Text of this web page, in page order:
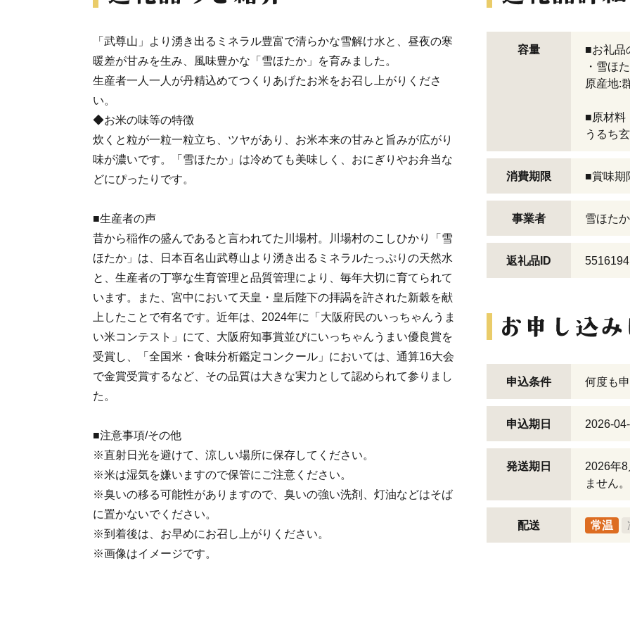
「武尊山」より湧き出るミネラル豊富で清らかな雪解け水と、昼夜の寒
暖差が甘みを生み、風味豊かな「雪ほたか」を育みました。
生産者一人一人が丹精込めてつくりあげたお米をお召し上がりくださ
い。
◆お米の味等の特徴
炊くと粒が一粒一粒立ち、ツヤがあり、お米本来の甘みと旨みが広がり
味が濃いです。「雪ほたか」は冷めても美味しく、おにぎりやお弁当な
どにぴったりです。
■生産者の声
昔から稲作の盛んであると言われてた川場村。川場村のこしひかり「雪
ほたか」は、日本百名山武尊山より湧き出るミネラルたっぷりの天然水
と、生産者の丁寧な生育管理と品質管理により、毎年大切に育てられて
います。また、宮中において天皇・皇后陛下の拝謁を許された新穀を献
上したことで有名です。近年は、2024年に「大阪府民のいっちゃんうま
い米コンテスト」にて、大阪府知事賞並びにいっちゃんうまい優良賞を
受賞し、「全国米・食味分析鑑定コンクール」においては、通算16大会
で金賞受賞するなど、その品質は大きな実力として認められて参りまし
た。
■注意事項/その他
※直射日光を避けて、涼しい場所に保存してください。
※米は湿気を嫌いますので保管にご注意ください。
※臭いの移る可能性がありますので、臭いの強い洗剤、灯油などはそば
に置かないでください。
※到着後は、お早めにお召し上がりください。
※画像はイメージです。
容量
■お礼品
・雪ほ
原産地:
■原材料
うるち
消費期限 ■賞味期
事業者 雪ほたか
返礼品ID 5516194
申込条件 何度も
申込期日 2026-
発送期日
2026年
ません。
配送 常温